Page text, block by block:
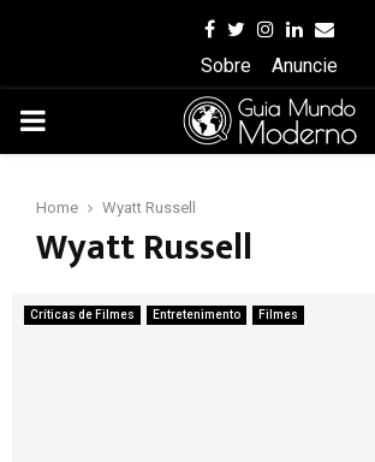
Facebook
Twitter
Instagram
Linkedin
Email
Sobre
Anuncie
PRIMARY
Home Wyatt Russell
Wyatt Russell
Críticas de Filmes Entretenimento Filmes